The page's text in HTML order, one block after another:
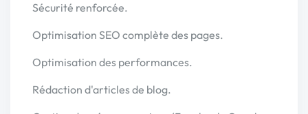
Sécurité renforcée.
Optimisation SEO complète des pages.
Optimisation des performances.
Rédaction d'articles de blog.